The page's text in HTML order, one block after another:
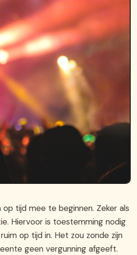
tijd mee te beginnen. Zeker als
Hiervoor is toestemming nodig
op tijd in. Het zou zonde zijn
geen vergunning afgeeft.